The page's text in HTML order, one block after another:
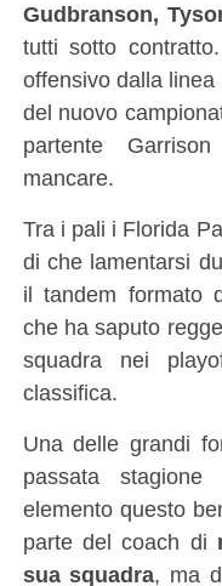
Gudbranson,
tutti sotto
offensivo dalla
del nuovo
partente
mancare.
Tra i pali i Florida
di che lamentarsi
il tandem formato
che ha saputo
squadra nei
classifica.
Una delle grandi
passata
elemento questo
parte del coach di
sua squadra, ma